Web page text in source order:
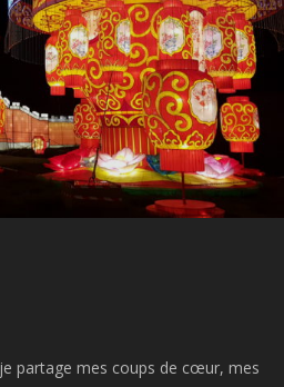
partage mes coups de cœur, mes